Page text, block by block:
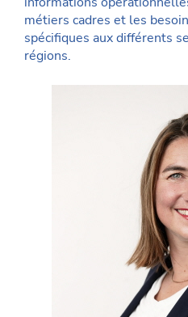
métiers cadres et les
spécifiques aux différents
régions.